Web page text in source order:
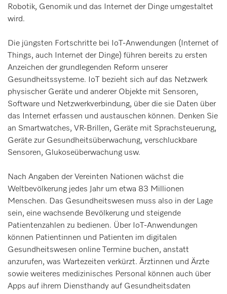
Robotik, Genomik und das Internet der Dinge umgestaltet
wird.
Die jüngsten Fortschritte bei IoT-Anwendungen (Internet of
Things, auch Internet der Dinge) führen bereits zu ersten
Anzeichen der grundlegenden Reform unserer
Gesundheitssysteme. IoT bezieht sich auf das Netzwerk
physischer Geräte und anderer Objekte mit Sensoren,
Software und Netzwerkverbindung, über die sie Daten über
das Internet erfassen und austauschen können. Denken Sie
an Smartwatches, VR-Brillen, Geräte mit Sprachsteuerung,
Geräte zur Gesundheitsüberwachung, verschluckbare
Sensoren, Glukoseüberwachung usw.
Nach Angaben der Vereinten Nationen wächst die
Weltbevölkerung jedes Jahr um etwa 83 Millionen
Menschen. Das Gesundheitswesen muss also in der Lage
sein, eine wachsende Bevölkerung und steigende
Patientenzahlen zu bedienen. Über IoT-Anwendungen
können Patientinnen und Patienten im digitalen
Gesundheitswesen online Termine buchen, anstatt
anzurufen, was Wartezeiten verkürzt. Ärztinnen und Ärzte
sowie weiteres medizinisches Personal können auch über
Apps auf ihrem Diensthandy auf Gesundheitsdaten